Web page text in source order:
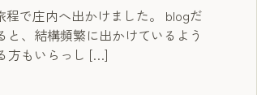
程で庄内へ出かけました。 blogだ
と、結構頻繁に出かけているよう
方もいらっし […]